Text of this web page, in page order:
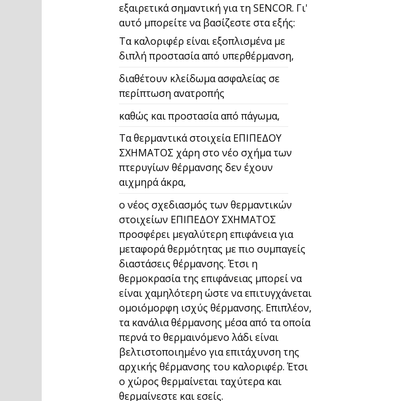
εξαιρετικά σημαντική για τη SENCOR. Γι'
αυτό μπορείτε να βασίζεστε στα εξής:
Τα καλοριφέρ είναι εξοπλισμένα με
διπλή προστασία από υπερθέρμανση,
διαθέτουν κλείδωμα ασφαλείας σε
περίπτωση ανατροπής
καθώς και προστασία από πάγωμα,
Τα θερμαντικά στοιχεία ΕΠΙΠΕΔΟΥ
ΣΧΗΜΑΤΟΣ χάρη στο νέο σχήμα των
πτερυγίων θέρμανσης δεν έχουν
αιχμηρά άκρα,
ο νέος σχεδιασμός των θερμαντικών
στοιχείων ΕΠΙΠΕΔΟΥ ΣΧΗΜΑΤΟΣ
προσφέρει μεγαλύτερη επιφάνεια για
μεταφορά θερμότητας με πιο συμπαγείς
διαστάσεις θέρμανσης. Έτσι η
θερμοκρασία της επιφάνειας μπορεί να
είναι χαμηλότερη ώστε να επιτυγχάνεται
ομοιόμορφη ισχύς θέρμανσης. Επιπλέον,
τα κανάλια θέρμανσης μέσα από τα οποία
περνά το θερμαινόμενο λάδι είναι
βελτιστοποιημένο για επιτάχυνση της
αρχικής θέρμανσης του καλοριφέρ. Έτσι
ο χώρος θερμαίνεται ταχύτερα και
θερμαίνεστε και εσείς.